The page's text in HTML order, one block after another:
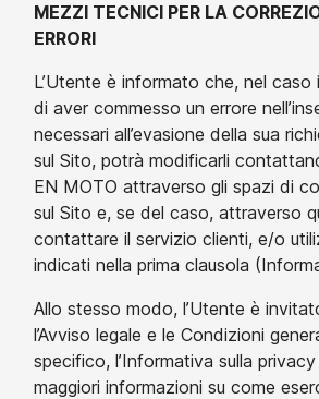
MEZZI TECNICI PER LA
ERRORI
L’Utente è informato che, nel caso
di aver commesso un errore
necessari all’evasione della sua
sul Sito, potrà modificarli
EN MOTO attraverso gli spazi di
sul Sito e, se del caso, attraverso
contattare il servizio clienti, e/o
indicati nella prima clausola
Allo stesso modo, l’Utente è
l’Avviso legale e le Condizioni
specifico, l’Informativa sulla
maggiori informazioni su come